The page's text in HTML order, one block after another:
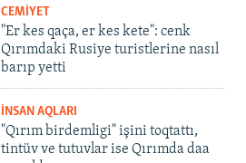
CEMİYET
"Er kes qaça, er kes kete": cenk
Qırımdaki Rusiye turistlerine nasıl
barıp yetti
İNSAN AQLARI
"Qırım birdemligi" işini toqtattı,
tintüv ve tutuvlar ise Qırımda daa